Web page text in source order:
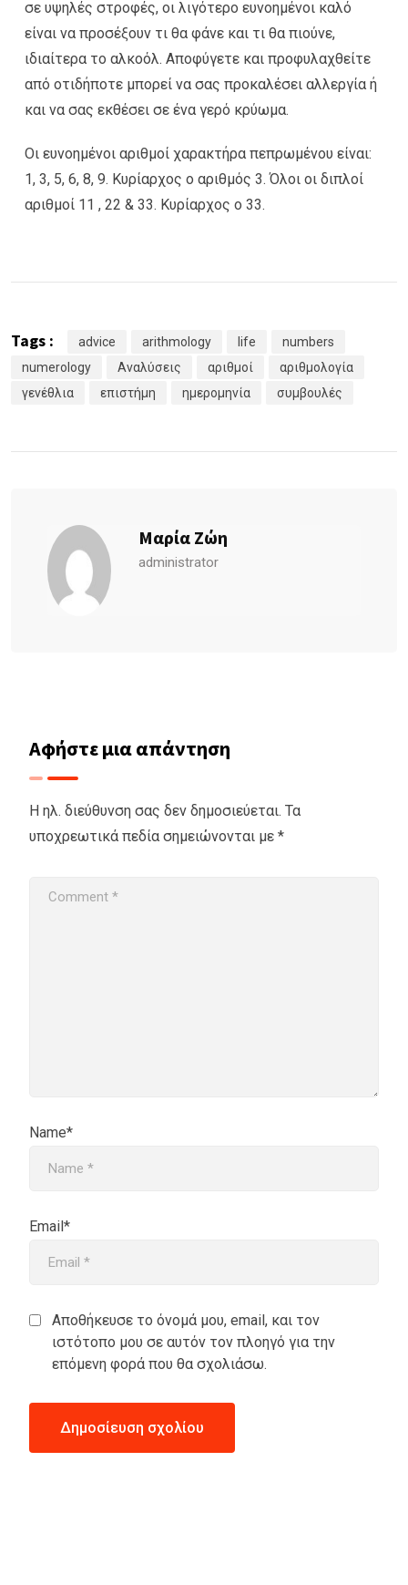
σε υψηλές στροφές, οι λιγότερο ευνοημένοι καλό
είναι να προσέξουν τι θα φάνε και τι θα πιούνε,
ιδιαίτερα το αλκοόλ. Αποφύγετε και προφυλαχθείτε
από οτιδήποτε μπορεί να σας προκαλέσει αλλεργία ή
και να σας εκθέσει σε ένα γερό κρύωμα.
Οι ευνοημένοι αριθμοί χαρακτήρα πεπρωμένου είναι:
1, 3, 5, 6, 8, 9. Κυρίαρχος ο αριθμός 3. Όλοι οι διπλοί
αριθμοί 11 , 22 & 33. Κυρίαρχος ο 33.
Tags : advice arithmology life
numbers
numerology
Αναλύσεις αριθμοί
αριθμολογία
γενέθλια
επιστήμη ημερομηνία συμβουλές
Μαρία Ζώη
administrator
Αφήστε μια απάντηση
Η ηλ. διεύθυνση σας δεν δημοσιεύεται. Τα
υποχρεωτικά πεδία σημειώνονται με *
Name*
Email*
Αποθήκευσε το όνομά μου, email, και τον
ιστότοπο μου σε αυτόν τον πλοηγό για την
επόμενη φορά που θα σχολιάσω.